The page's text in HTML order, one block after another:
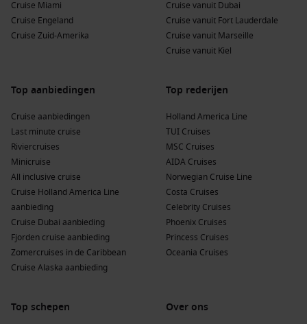
deze maand kiezen:
Aangenaam klimaat
– Niet te warm, niet te koud; perfect
voor excursies, stadsbezoeken en wandelingen langs de
Minder drukte– Havens en bezienswaardigheden zijn
Gunstige prijzen
– Vaak aantrekkelijker dan in het
hoogseizoen, ideaal voor gezinnen en koppels.
Veel keuze
– Van Europese cruises tot verre
bestemmingen, er is volop aanbod.
Gezinsvriendelijk – Perfect te combineren met de
meivakantie, met extra activiteiten aan boord voor
kinderen.
Ook op zee zijn de omstandigheden vaak ideaal. Noord-
Europa begint te bloeien, terwijl Zuid-Europa al volop zon
comfort als prachtige landschappen en culturele
Cruise Miami
Cruise Engeland
Cruise Zuid-Amerika
Cruise vanuit Dubai
Cruise vanuit Fort Lauderdale
Cruise vanuit Marseille
Cruise vanuit Kiel
Top aanbiedingen
Cruise aanbiedingen
Last minute cruise
Riviercruises
Minicruise
All inclusive cruise
Cruise Holland America Line
aanbieding
Cruise Dubai aanbieding
Fjorden cruise aanbieding
Zomercruises in de Caribbean
Cruise Alaska aanbieding
Top rederijen
Holland America Line
TUI Cruises
MSC Cruises
AIDA Cruises
Norwegian Cruise Line
Costa Cruises
Celebrity Cruises
Phoenix Cruises
Princess Cruises
Oceania Cruises
Top schepen
Over ons